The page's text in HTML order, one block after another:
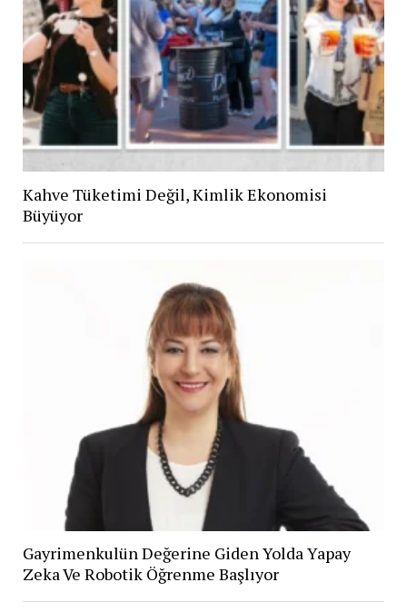
Kahve Tüketimi Değil, Kimlik Ekonomisi
Büyüyor
Gayrimenkulün Değerine Giden Yolda Yapay
Zeka Ve Robotik Öğrenme Başlıyor